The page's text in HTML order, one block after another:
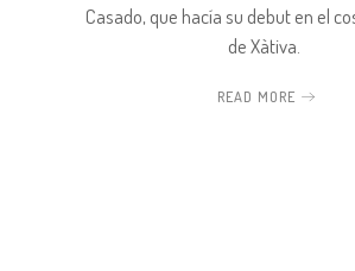
Casado, que hacía su debut en el
de Xàtiva.
READ MORE